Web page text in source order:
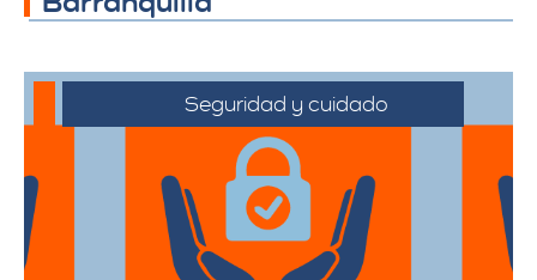
Seguridad y cuidado
Nos comprometemos a manejar sus
pertenencias con el máximo cuidado,
desde el embalaje hasta la entrega final.